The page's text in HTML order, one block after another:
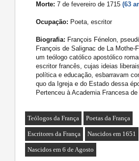
Morte: 7 de fevereiro de 1715(63
Ocupação: Poeta, escritor
Biografia: François Fénelon,
François de Salignac de La Mothe-
um teólogo católico apostólico
escritor francês, cujas ideias
política e educação, esbarravam
quo da Igreja e do Estado dessa
Pertenceu à Academia Francesa
Teólogos da França Poetas da França
Escritores da França Nascidos em 1651
Nascidos em 6 de Agosto